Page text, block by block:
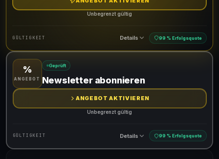
Unbegrenzt gültig
GÜLTIGKEIT Details 99 % Erfolgsquote
Gültig für teilnehmende Produkte
%
ANGEBOT
Geprüft
Newsletter abonnieren
ANGEBOT AKTIVIEREN
Unbegrenzt gültig
GÜLTIGKEIT Details 99 % Erfolgsquote